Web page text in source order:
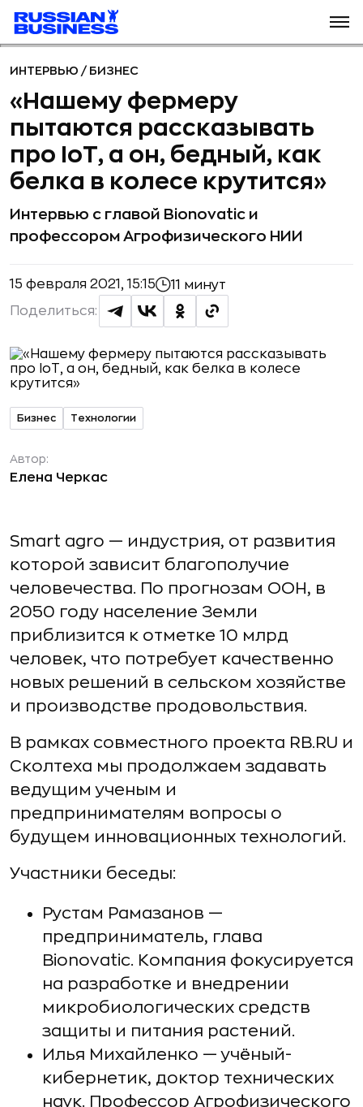
ИНТЕРВЬЮ / БИЗНЕС
«Нашему фермеру
пытаются рассказывать
про IoT, а он, бедный, как
белка в колесе крутится»
Интервью с главой Bionovatic и
профессором Агрофизического НИИ
15 февраля 2021, 15:15 11 минут
Поделиться:
Бизнес Технологии
Автор:
Елена Черкас
Smart agro — индустрия, от развития
которой зависит благополучие
человечества. По прогнозам ООН, в
2050 году население Земли
приблизится к отметке 10 млрд
человек, что потребует качественно
новых решений в сельском хозяйстве
и производстве продовольствия.
В рамках совместного проекта RB.RU и
Сколтеха мы продолжаем задавать
ведущим ученым и
предпринимателям вопросы о
будущем инновационных технологий.
Участники беседы:
Рустам Рамазанов —
предприниматель, глава
Bionovatic. Компания фокусируется
на разработке и внедрении
микробиологических средств
защиты и питания растений.
Илья Михайленко — учёный-
кибернетик, доктор технических
наук. Профессор Агрофизического